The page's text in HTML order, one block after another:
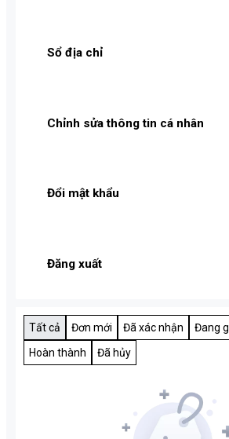
Tất cả Đơn mới Đã xác nhận
Đang
Hoàn thành
Đã hủy
Sổ địa chỉ
Chỉnh sửa thông tin cá nhân
Đăng xuất
Đổi mật khẩu